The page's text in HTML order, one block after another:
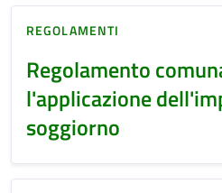
REGOLAMENTI
Regolamento
l'applicazione
soggiorno